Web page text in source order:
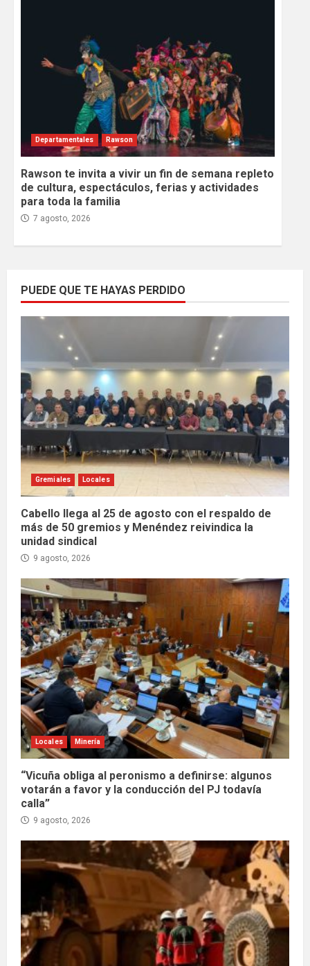
Departamentales Rawson
Rawson te invita a vivir un fin de semana repleto
de cultura, espectáculos, ferias y actividades
para toda la familia
7 agosto, 2026
PUEDE QUE TE HAYAS PERDIDO
Gremiales Locales
Cabello llega al 25 de agosto con el respaldo de
más de 50 gremios y Menéndez reivindica la
unidad sindical
9 agosto, 2026
Locales Minería
“Vicuña obliga al peronismo a definirse: algunos
votarán a favor y la conducción del PJ todavía
calla”
9 agosto, 2026